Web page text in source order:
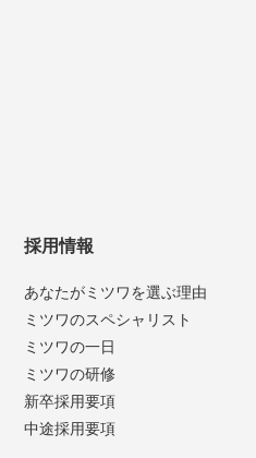
採用情報
あなたがミツワを選ぶ理由
ミツワのスペシャリスト
ミツワの一日
ミツワの研修
新卒採用要項
中途採用要項